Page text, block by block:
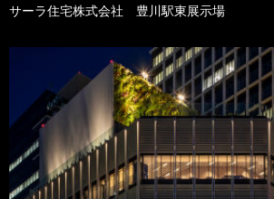
サーラ住宅株式会社 豊川駅東展示場